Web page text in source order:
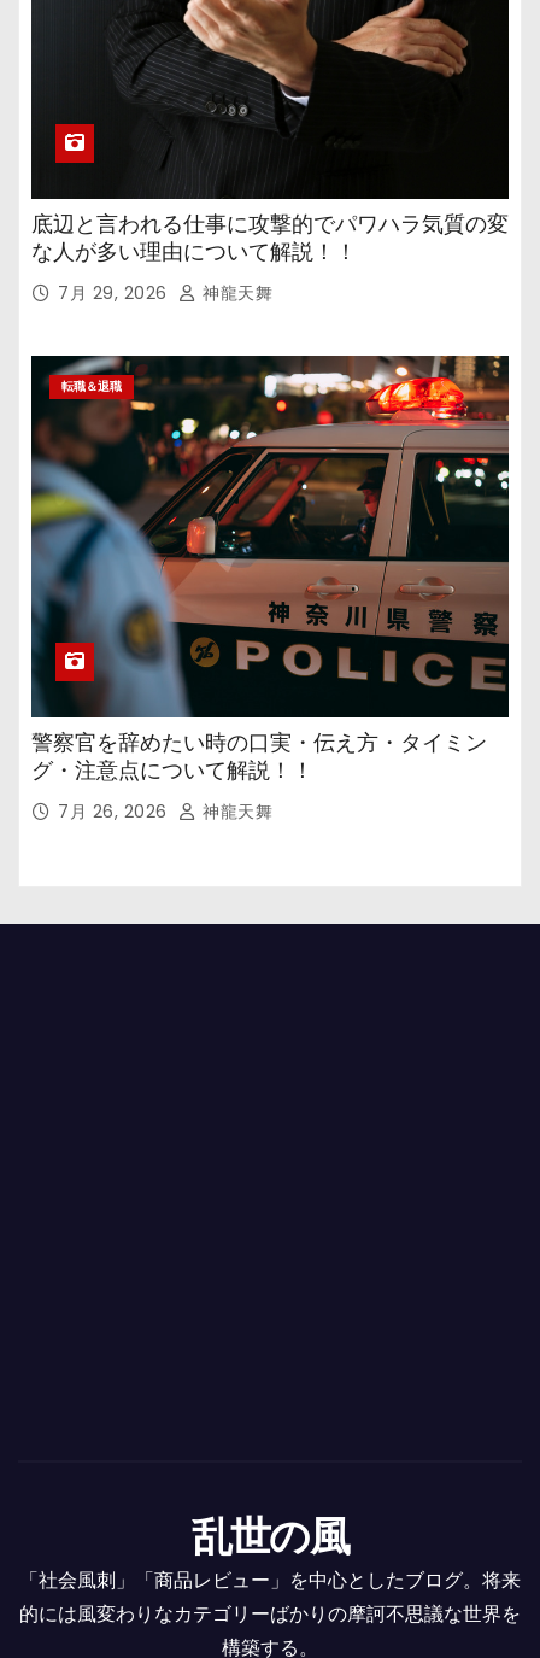
底辺と言われる仕事に攻撃的でパワハラ気質の変
な人が多い理由について解説！！
7月 29, 2026 神龍天舞
転職＆退職
警察官を辞めたい時の口実・伝え方・タイミン
グ・注意点について解説！！
7月 26, 2026 神龍天舞
乱世の風
「社会風刺」「商品レビュー」を中心としたブログ。将来
的には風変わりなカテゴリーばかりの摩訶不思議な世界を
構築する。